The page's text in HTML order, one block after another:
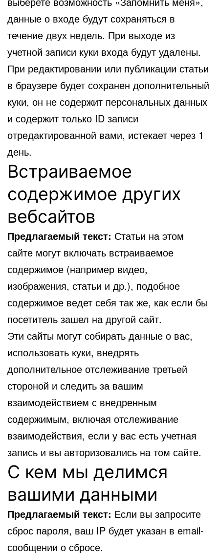
данные о входе будут сохраняться в
течение двух недель. При выходе из
учетной записи куки входа будут удалены.
При редактировании или публикации статьи
в браузере будет сохранен дополнительный
куки, он не содержит персональных данных
и содержит только ID записи
отредактированной вами, истекает через 1
день.
Встраиваемое
содержимое других
вебсайтов
Предлагаемый текст: Статьи на этом
сайте могут включать встраиваемое
содержимое (например видео,
изображения, статьи и др.), подобное
содержимое ведет себя так же, как если бы
посетитель зашел на другой сайт.
Эти сайты могут собирать данные о вас,
использовать куки, внедрять
дополнительное отслеживание третьей
стороной и следить за вашим
взаимодействием с внедренным
содержимым, включая отслеживание
взаимодействия, если у вас есть учетная
запись и вы авторизовались на том сайте.
С кем мы делимся
вашими данными
Предлагаемый текст: Если вы запросите
сброс пароля, ваш IP будет указан в email-
сообщении о сбросе.